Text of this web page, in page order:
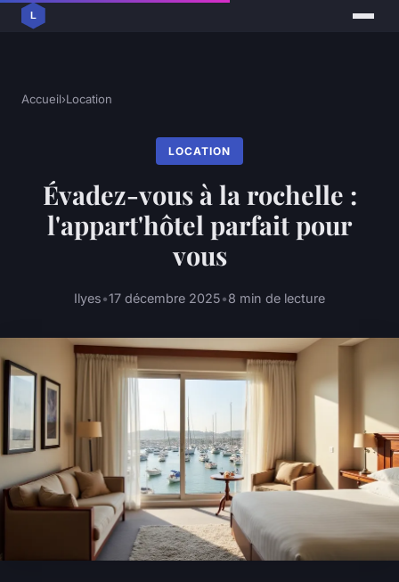
Accueil›Location
LOCATION
Évadez-vous à la rochelle :
l'appart'hôtel parfait pour
vous
Ilyes•17 décembre 2025•8 min de lecture